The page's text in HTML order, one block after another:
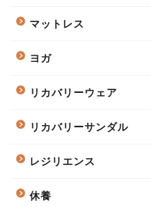
マットレス
ヨガ
リカバリーウェア
リカバリーサンダル
レジリエンス
休養